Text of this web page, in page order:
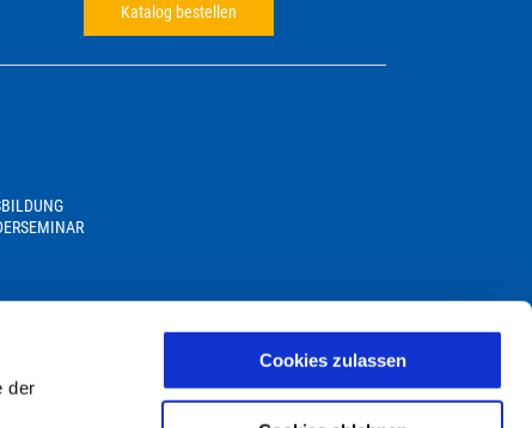
der
Cookies zulassen
Katalog bestellen